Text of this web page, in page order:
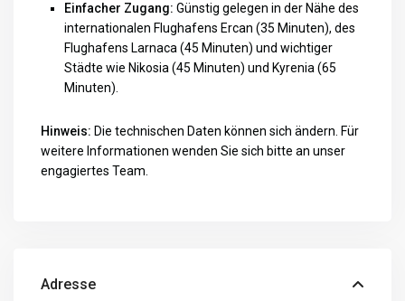
Einfacher Zugang: Günstig gelegen in der Nähe des
internationalen Flughafens Ercan (35 Minuten), des
Flughafens Larnaca (45 Minuten) und wichtiger
Städte wie Nikosia (45 Minuten) und Kyrenia (65
Minuten).
Hinweis: Die technischen Daten können sich ändern. Für
weitere Informationen wenden Sie sich bitte an unser
engagiertes Team.
Adresse